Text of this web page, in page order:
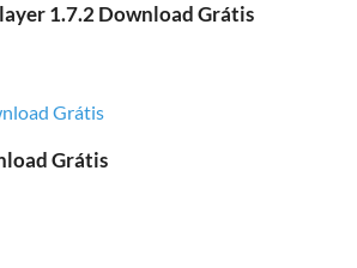
1.7.2 Download Grátis
Grátis